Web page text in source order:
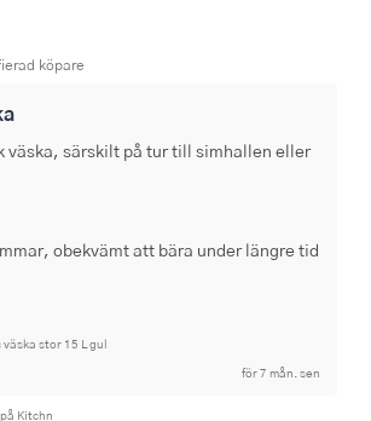
köpare
väska, särskilt på tur till simhallen eller
obekvämt att bära under längre tid
stor 15 L gul
för 7 mån. sen
Kitchn